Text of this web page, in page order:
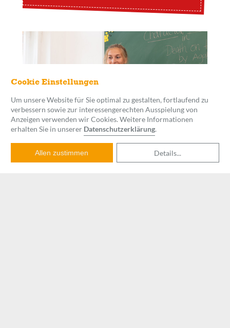
MSA-Vorbereitung
Cookie Einstellungen
Um unsere Website für Sie optimal zu gestalten, fortlaufend zu
verbessern sowie zur interessengerechten Ausspielung von
Anzeigen verwenden wir Cookies. Weitere Informationen
erhalten Sie in unserer Datenschutzerklärung.
Allen zustimmen Details...